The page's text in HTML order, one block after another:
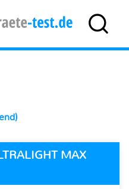
MAX